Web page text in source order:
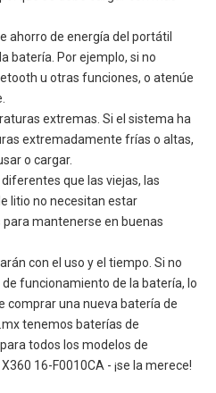
ahorro de energía del portátil
batería. Por ejemplo, si no
u otras funciones, o atenúe
extremas. Si el sistema ha
extremadamente frías o altas,
o cargar.
que las viejas, las
litio no necesitan estar
mantenerse en buenas
con el uso y el tiempo. Si no
funcionamiento de la batería, lo
comprar una nueva batería de
tenemos baterías de
todos los modelos de
16-F0010CA - ¡se la merece!